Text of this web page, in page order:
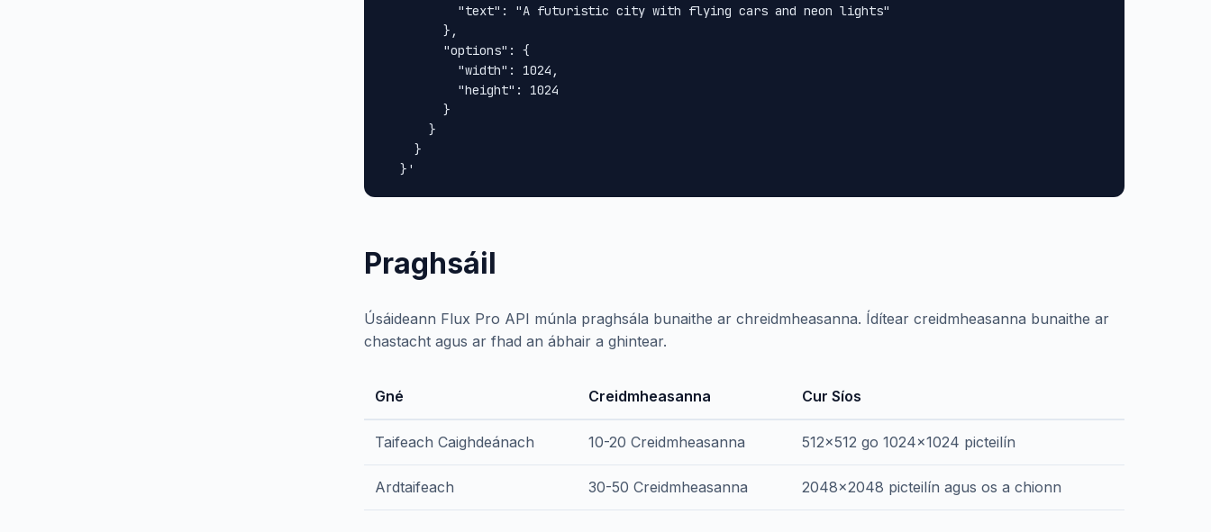
          "text": "A futuristic city with flying cars and neon lights"
        },
        "options": {
          "width": 1024,
          "height": 1024
        }
      }
    }
  }'
Praghsáil
Úsáideann Flux Pro API múnla praghsála bunaithe ar chreidmheasanna. Ídítear creidmheasanna bunaithe ar
chastacht agus ar fhad an ábhair a ghintear.
Gné Creidmheasanna Cur Síos
Taifeach Caighdeánach 10-20 Creidmheasanna 512x512 go 1024x1024 picteilín
Ardtaifeach 30-50 Creidmheasanna 2048x2048 picteilín agus os a chionn